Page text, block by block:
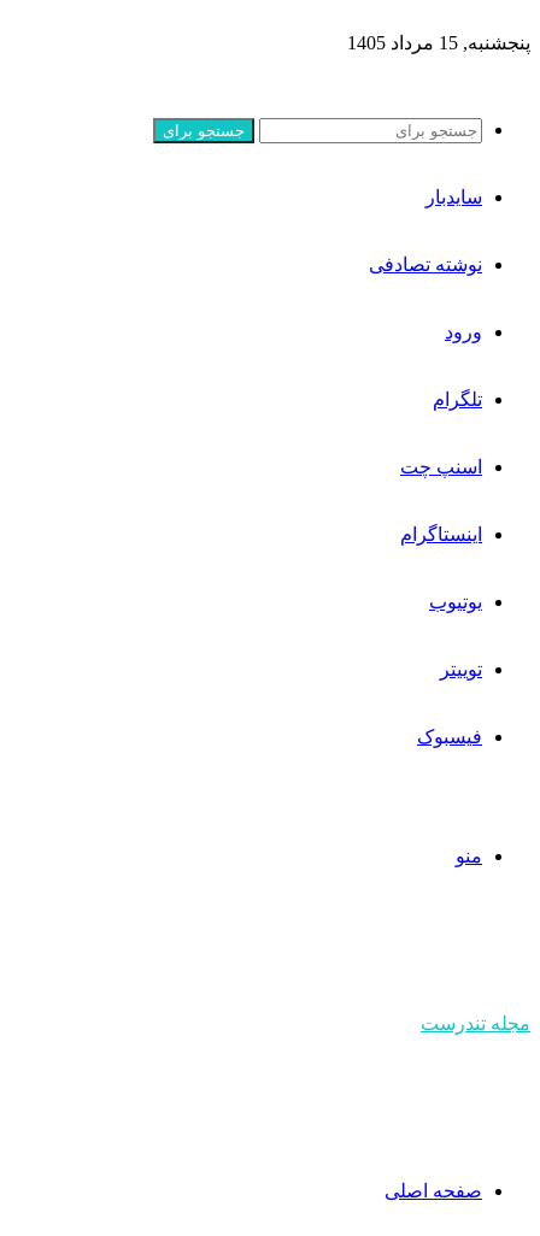
پنجشنبه, 15 مرداد 1405
جستجو برای
سایدبار
نوشته تصادفی
ورود
تلگرام
اسنپ چت
اینستاگرام
یوتیوب
توییتر
فیسبوک
منو
مجله تندرست
صفحه اصلی